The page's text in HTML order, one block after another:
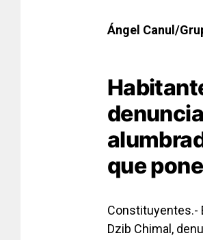
Ángel Canul/
que
Constituyentes.-
Dzib Chimal,